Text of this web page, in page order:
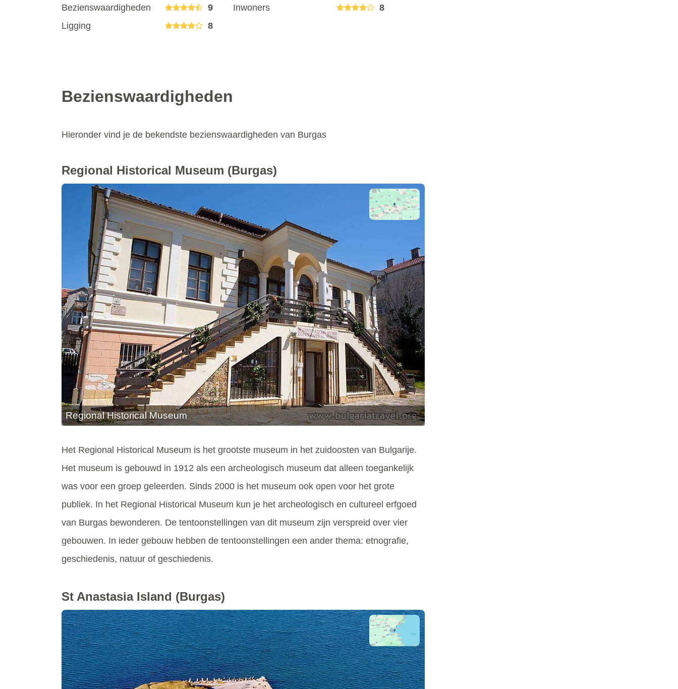
Bezienswaardigheden
9 Inwoners
8
Ligging
8
Bezienswaardigheden
Hieronder vind je de bekendste bezienswaardigheden van Burgas
Regional Historical Museum (Burgas)
Regional Historical Museum
Het Regional Historical Museum is het grootste museum in het zuidoosten van Bulgarije.
Het museum is gebouwd in 1912 als een archeologisch museum dat alleen toegankelijk
was voor een groep geleerden. Sinds 2000 is het museum ook open voor het grote
publiek. In het Regional Historical Museum kun je het archeologisch en cultureel erfgoed
van Burgas bewonderen. De tentoonstellingen van dit museum zijn verspreid over vier
gebouwen. In ieder gebouw hebben de tentoonstellingen een ander thema: etnografie,
geschiedenis, natuur of geschiedenis.
St Anastasia Island (Burgas)